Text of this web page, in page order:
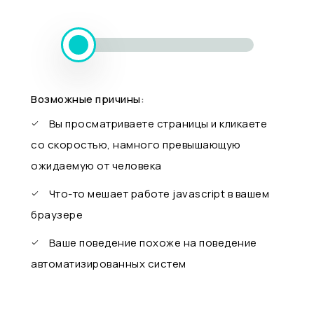
Возможные причины:
Вы просматриваете страницы и кликаете
со скоростью, намного превышающую
ожидаемую от человека
Что-то мешает работе javascript в вашем
браузере
Ваше поведение похоже на поведение
автоматизированных систем